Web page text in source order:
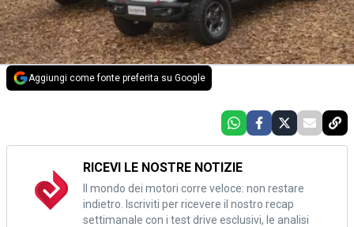
Aggiungi come fonte preferita su Google
RICEVI LE NOSTRE NOTIZIE
Il mondo dei motori corre veloce: non restare
indietro. Iscriviti per ricevere il nostro recap
settimanale con i test drive esclusivi, le analisi